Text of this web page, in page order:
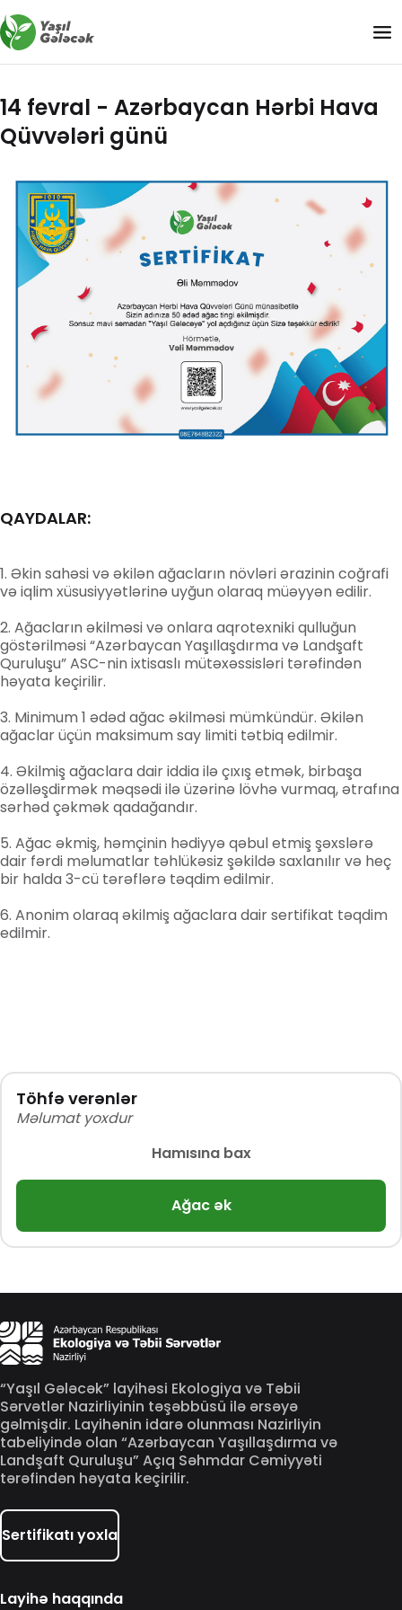
14 fevral - Azərbaycan Hərbi Hava
Qüvvələri günü
QAYDALAR:
Əkin sahəsi və əkilən ağacların növləri ərazinin coğrafi
və iqlim xüsusiyyətlərinə uyğun olaraq müəyyən edilir.
Ağacların əkilməsi və onlara aqrotexniki qulluğun
göstərilməsi “Azərbaycan Yaşıllaşdırma və Landşaft
Quruluşu” ASC-nin ixtisaslı mütəxəssisləri tərəfindən
həyata keçirilir.
Minimum 1 ədəd ağac əkilməsi mümkündür. Əkilən
ağaclar üçün maksimum say limiti tətbiq edilmir.
Əkilmiş ağaclara dair iddia ilə çıxış etmək, birbaşa
özəlləşdirmək məqsədi ilə üzərinə lövhə vurmaq, ətrafına
sərhəd çəkmək qadağandır.
Ağac əkmiş, həmçinin hədiyyə qəbul etmiş şəxslərə
dair fərdi məlumatlar təhlükəsiz şəkildə saxlanılır və heç
bir halda 3-cü tərəflərə təqdim edilmir.
Anonim olaraq əkilmiş ağaclara dair sertifikat təqdim
edilmir.
Töhfə verənlər
Məlumat yoxdur
Hamısına bax
Ağac ək
“Yaşıl Gələcək” layihəsi Ekologiya və Təbii
Sərvətlər Nazirliyinin təşəbbüsü ilə ərsəyə
gəlmişdir. Layihənin idarə olunması Nazirliyin
tabeliyində olan “Azərbaycan Yaşıllaşdırma və
Landşaft Quruluşu” Açıq Səhmdar Cəmiyyəti
tərəfindən həyata keçirilir.
Sertifikatı yoxla
Layihə haqqında